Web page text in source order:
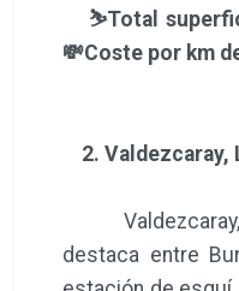
⛷️Total
💸Coste por km
2. Valdezcaray,
Valdezcaray,
destaca entre